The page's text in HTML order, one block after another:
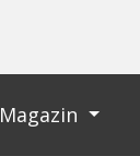
Magazin